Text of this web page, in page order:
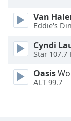
End
dialog
window.
Van
Eddie's
Cyndi
Star 107.7
Oasis
ALT 99.7